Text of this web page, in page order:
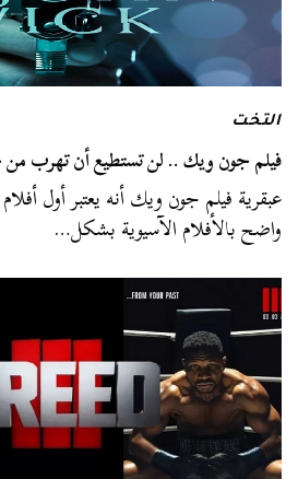
التخت
فيلم جون ويك .. لن تستطيع أن تهرب من
عبقرية فيلم جون ويك أنه يعتبر أول
واضح بالأفلام الآسيوية بشكل…